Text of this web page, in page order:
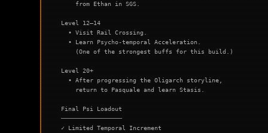
from Ethan in SGS.
Level 12–14
• Visit Rail Crossing.
• Learn Psycho-temporal Acceleration.
(One of the strongest buffs for this build.)
Level 20+
• After progressing the Oligarch storyline,
return to Pasquale and learn Stasis.
Final Psi Loadout
─────────────────
✓ Limited Temporal Increment